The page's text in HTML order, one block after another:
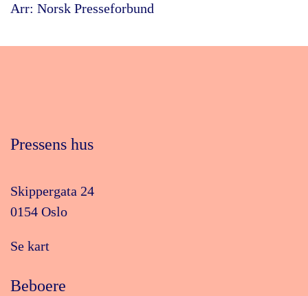
Arr: Norsk Presseforbund
Pressens hus
Skippergata 24
0154 Oslo
Se kart
Beboere